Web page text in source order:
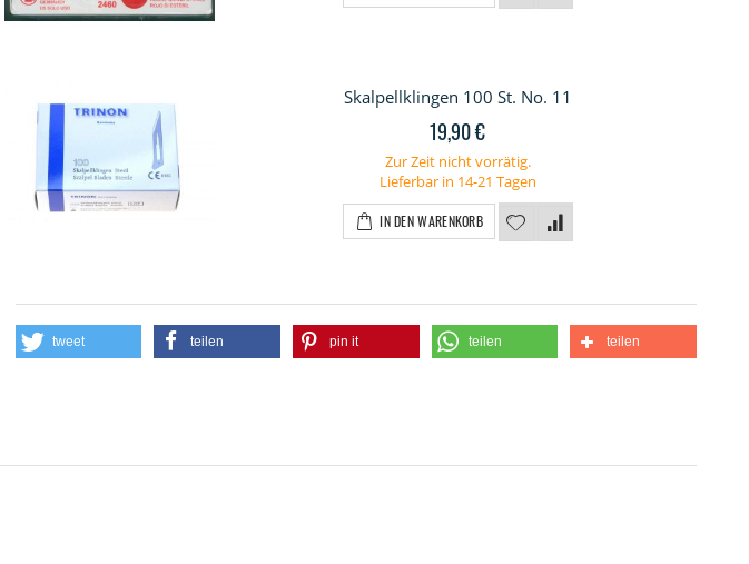
Skalpellklingen 100 St. No. 11
19,90 €
Zur Zeit nicht vorrätig.
Lieferbar in 14-21 Tagen
IN DEN WARENKORB
tweet teilen pin it teilen teilen